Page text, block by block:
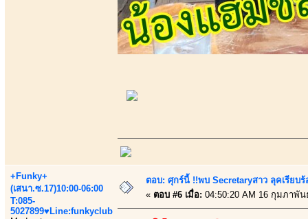
+Funky+
(เสนา.ซ.17)10:00-06:00
T:085-
5027899♥Line:funkyclub
ตอบ: ศุกร์นี้ !!พบ Secretaryสาว ลุคเรียบ
« ตอบ #6 เมื่อ: 04:50:20 AM 16 กุมภาพัน